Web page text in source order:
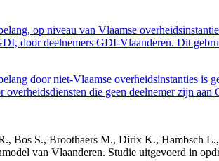
op niveau van Vlaamse
door deelnemers GDI-Vlaanderen. Dit
door niet-Vlaamse overheidsinstanties
die geen deelnemer zijn
Bos S., Broothaers M., Dirix K., Hambsch
van Vlaanderen. Studie uitgevoerd in